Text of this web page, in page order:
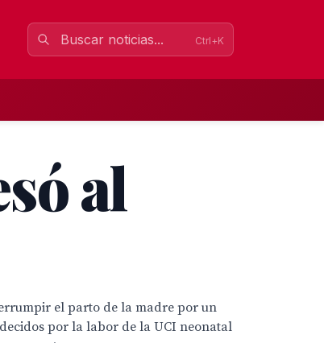
Ctrl+K
al
el parto de la madre por un
por la labor de la UCI neonatal